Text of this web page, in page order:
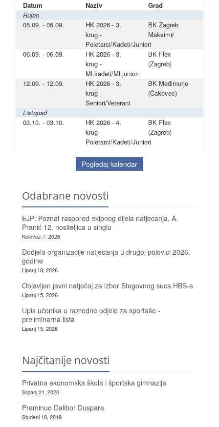
Datum
Naziv
Grad
Rujan
05.09. - 05.09.
HK 2026 - 3.
krug -
Poletarci/Kadeti/Juniori
BK Zagreb
Maksimir
06.09. - 06.09.
HK 2026 - 3.
krug -
Ml.kadeti/Ml.juniori
BK Flex
(Zagreb)
12.09. - 12.09.
HK 2026 - 3.
krug -
Seniori/Veterani
BK Međimurje
(Čakovec)
Listopad
03.10. - 03.10.
HK 2026 - 4.
krug -
Poletarci/Kadeti/Juniori
BK Flex
(Zagreb)
Pogledaj kalendar
Odabrane novosti
EJP: Poznat raspored ekipnog dijela natjecanja, A.
Pranić 12. nositeljica u singlu
Kolovoz 7, 2026
Dodjela organizacije natjecanja u drugoj polovici 2026.
godine
Lipanj 18, 2026
Objavljen javni natječaj za izbor Stegovnog suca HBS-a
Lipanj 15, 2026
Upis učenika u razredne odjele za sportaše -
preliminarna lista
Lipanj 15, 2026
Najčitanije novosti
Privatna ekonomska škola i športska gimnazija
Srpanj 21, 2020
Preminuo Dalibor Duspara
Studeni 18, 2019